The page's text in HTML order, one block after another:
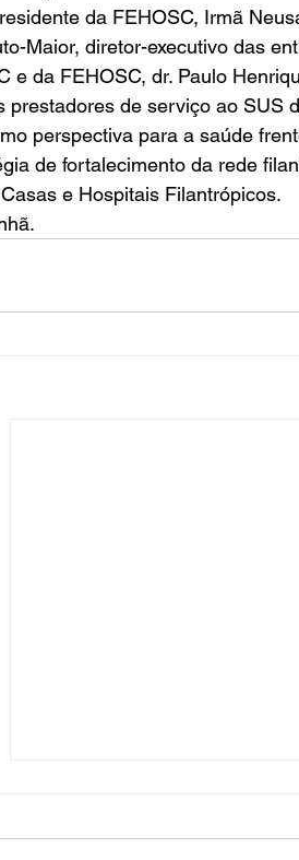
da FEHOSC, Irmã
Maior, diretor-executivo das
e da FEHOSC, dr. Paulo
prestadores de serviço ao SUS
perspectiva para a saúde
de fortalecimento da rede
e Hospitais Filantrópicos.